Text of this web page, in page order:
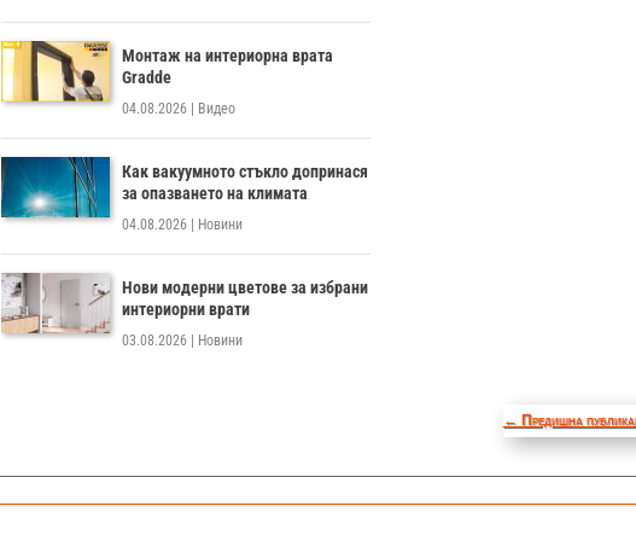
Монтаж на интериорна врата
Gradde
04.08.2026 Видео
Как вакуумното стъкло допринася
за опазването на климата
04.08.2026 Новини
Нови модерни цветове за избрани
интериорни врати
03.08.2026 Новини
← Предишна